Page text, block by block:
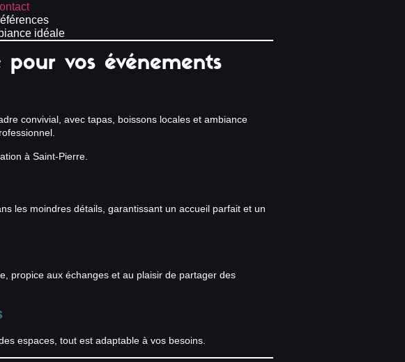
idéale
vos événements
convivial, avec tapas, boissons locales et ambiance
à Saint-Pierre.
les moindres détails, garantissant un accueil parfait et un
propice aux échanges et au plaisir de partager des
espaces, tout est adaptable à vos besoins.